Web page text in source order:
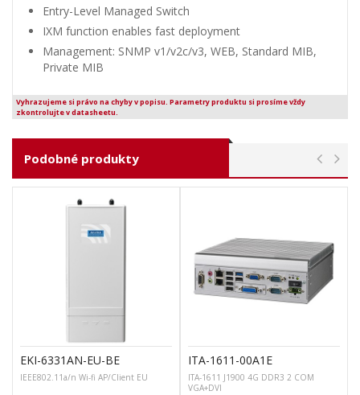
Entry-Level Managed Switch
IXM function enables fast deployment
Management: SNMP v1/v2c/v3, WEB, Standard MIB,
Private MIB
Vyhrazujeme si právo na chyby v popisu. Parametry produktu si prosíme vždy
zkontrolujte v datasheetu.
Podobné produkty
EKI-6331AN-EU-BE
IEEE802.11a/n Wi-fi AP/Client EU
ITA-1611-00A1E
ITA-1611 J1900 4G DDR3 2 COM
VGA+DVI